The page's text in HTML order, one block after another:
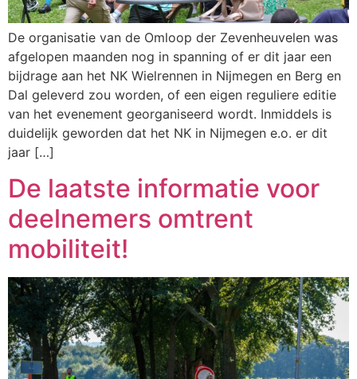
De organisatie van de Omloop der Zevenheuvelen was
afgelopen maanden nog in spanning of er dit jaar een
bijdrage aan het NK Wielrennen in Nijmegen en Berg en
Dal geleverd zou worden, of een eigen reguliere editie
van het evenement georganiseerd wordt. Inmiddels is
duidelijk geworden dat het NK in Nijmegen e.o. er dit
jaar […]
De laatste informatie voor
deelnemers omtrent
mobiliteit!